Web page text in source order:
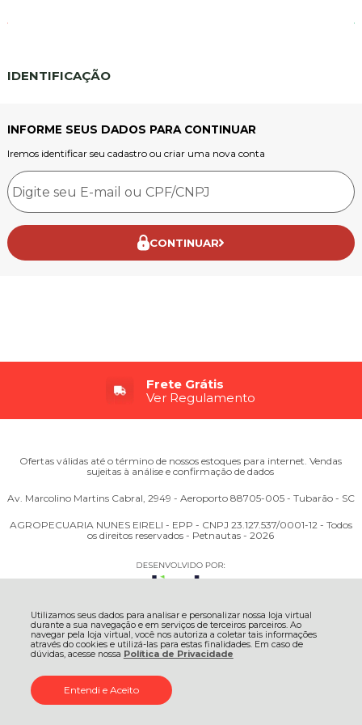
Utilizamos seus dados para analisar e personalizar nossa loja virtual
durante a sua navegação e em serviços de terceiros parceiros. Ao
navegar pela loja virtual, você nos autoriza a coletar tais informações
através do cookies e utilizá-las para estas finalidades. Em caso de
dúvidas, acesse nossa Política de Privacidade
Entendi e Aceito
IDENTIFICAÇÃO
INFORME SEUS DADOS PARA CONTINUAR
Iremos identificar seu cadastro ou criar uma nova conta
CONTINUAR
Frete Grátis
Ver Regulamento
Ofertas válidas até o término de nossos estoques para internet. Vendas
sujeitas à análise e confirmação de dados
Av. Marcolino Martins Cabral, 2949 - Aeroporto 88705-005 - Tubarão - SC
AGROPECUARIA NUNES EIRELI - EPP - CNPJ 23.127.537/0001-12 - Todos
os direitos reservados - Petnautas - 2026